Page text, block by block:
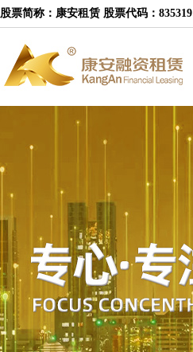
股票简称：康安租赁 股票代码：835319